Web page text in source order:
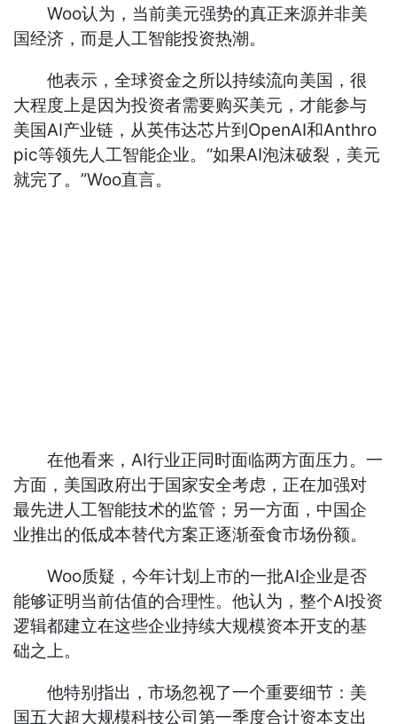
Woo认为，当前美元强势的真正来源并非美
国经济，而是人工智能投资热潮。
他表示，全球资金之所以持续流向美国，很
大程度上是因为投资者需要购买美元，才能参与
美国AI产业链，从英伟达芯片到OpenAI和Anthro
pic等领先人工智能企业。“如果AI泡沫破裂，美元
就完了。”Woo直言。
在他看来，AI行业正同时面临两方面压力。一
方面，美国政府出于国家安全考虑，正在加强对
最先进人工智能技术的监管；另一方面，中国企
业推出的低成本替代方案正逐渐蚕食市场份额。
Woo质疑，今年计划上市的一批AI企业是否
能够证明当前估值的合理性。他认为，整个AI投资
逻辑都建立在这些企业持续大规模资本开支的基
础之上。
他特别指出，市场忽视了一个重要细节：美
国五大超大规模科技公司第一季度合计资本支出